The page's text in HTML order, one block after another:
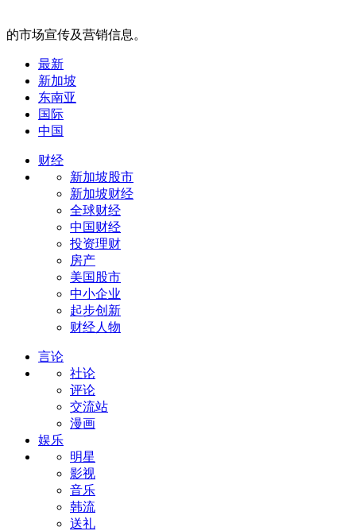
的市场宣传及营销信息。
最新
新加坡
东南亚
国际
中国
财经
新加坡股市
新加坡财经
全球财经
中国财经
投资理财
房产
美国股市
中小企业
起步创新
财经人物
言论
社论
评论
交流站
漫画
娱乐
明星
影视
音乐
韩流
送礼